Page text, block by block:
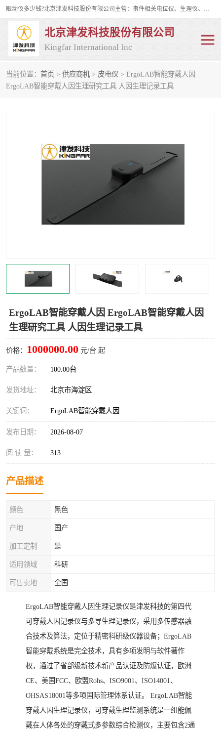
眼动仪多少钱?北京津发科技股份有限公司主营：事件相关电位仪、生理仪、肌电仪、脑电仪、皮电仪、眼动仪；是国家级高新技术企业、科技部认定的科技型中小企业和中关村高新技术企业，具备保密资格，具备自主进出口经营权；自主研发技术、产品与服务荣获多项省部级科学技术奖励、国家发明专利、国家软件著作权和省部级新技术新产品（服务）认证。
北京津发科技股份有限公司
Kingfar International Inc
当前位置： 首页 > 供应商机 > 皮电仪 > ErgoLAB智能穿戴人因
ErgoLAB智能穿戴人因生理研究工具 人因生理记录工具
ErgoLAB智能穿戴人因 ErgoLAB智能穿戴人因
生理研究工具 人因生理记录工具
价格： 1000000.00 元/台 起
产品数量： 100.00台
发货地址： 北京市海淀区
关键词： ErgoLAB智能穿戴人因
发布日期： 2026-08-07
阅 读 量： 313
产品描述
颜色 黑色
产地 国产
加工定制 是
适用领域 科研
可售卖地 全国
ErgoLAB智能穿戴人因生理记录仪是津发科技的第四代
可穿戴人因记录仪与多导生理记录仪，采用多传感器融
合技术及算法，定位于精密科研级仪器设备；ErgoLAB
智能穿戴系统是完全技术，具有多项发明与软件著作
权，通过了省部级新技术新产品认证及防爆认证，欧洲
CE、美国FCC、欧盟Rohs、ISO9001、ISO14001、
OHSAS18001等多项国际管理体系认证。 ErgoLAB智能
穿戴人因生理记录仪，可穿戴生理监测系统是一组能佩
戴在人体各处的穿戴式多参数综合检测仪，主要包含2通
皮电仪 脑电仪
行为观察与表情分析 动作捕捉与生物力学
人机交互实验室
神经营销与消费行为实验